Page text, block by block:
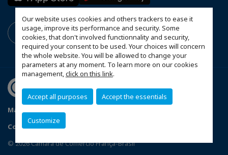
Our website uses cookies and others trackers to ease it
usage, improve its performance and security. Some
cookies, that don't involved functionnality and security,
required your consent to be used. Your choices will concern
the whole website. You will be allowed to change your
parameters at any moment. To learn more on our cookies
management,click on this link.
Accept all purposes Accept the essentials
Customize
Mapa do Site
Configure cookies preferences
© 2026 Câmara de Comércio França-Brasil